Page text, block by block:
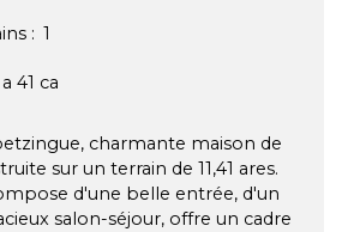
: 1
a 41 ca
charmante maison de
sur un terrain de 11,41 ares.
d'une belle entrée, d'un
salon-séjour, offre un cadre